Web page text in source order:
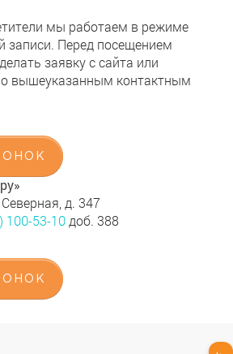
мы работаем в режиме
записи. Перед посещением
заявку с сайта или
вышеуказанным контактным
д. 347
100-53-10 доб. 388